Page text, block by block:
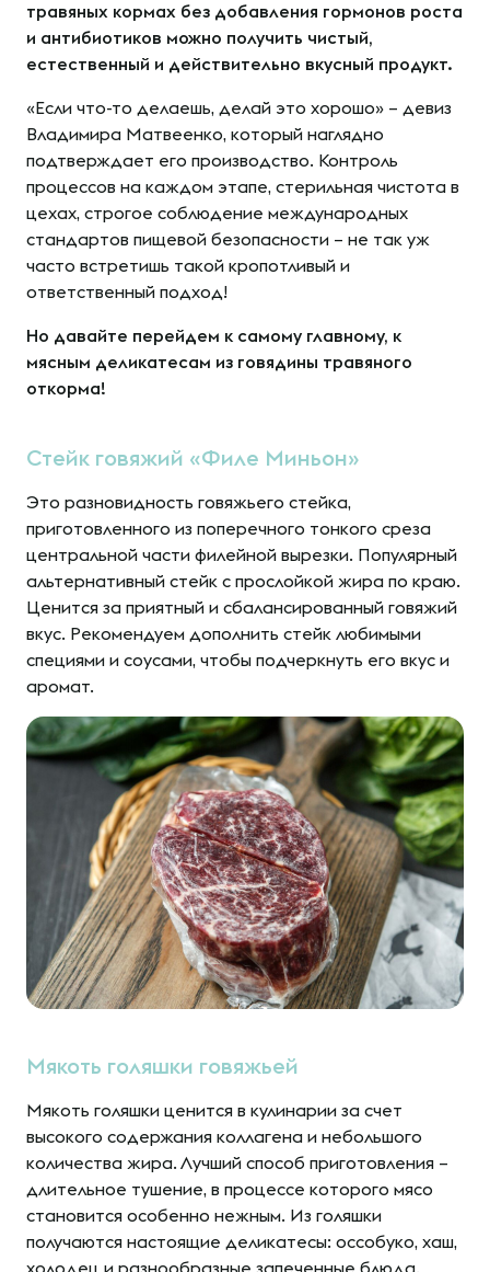
травяных кормах без добавления гормонов роста
и антибиотиков можно получить чистый,
естественный и действительно вкусный продукт.
«Если что-то делаешь, делай это хорошо» – девиз
Владимира Матвеенко, который наглядно
подтверждает его производство. Контроль
процессов на каждом этапе, стерильная чистота в
цехах, строгое соблюдение международных
стандартов пищевой безопасности – не так уж
часто встретишь такой кропотливый и
ответственный подход!
Но давайте перейдем к самому главному, к
мясным деликатесам из говядины травяного
откорма!
Стейк говяжий «Филе Миньон»
Это разновидность говяжьего стейка,
приготовленного из поперечного тонкого среза
центральной части филейной вырезки. Популярный
альтернативный стейк с прослойкой жира по краю.
Ценится за приятный и сбалансированный говяжий
вкус. Рекомендуем дополнить стейк любимыми
специями и соусами, чтобы подчеркнуть его вкус и
аромат.
Мякоть голяшки говяжьей
Мякоть голяшки ценится в кулинарии за счет
высокого содержания коллагена и небольшого
количества жира. Лучший способ приготовления –
длительное тушение, в процессе которого мясо
становится особенно нежным. Из голяшки
получаются настоящие деликатесы: оссобуко, хаш,
холодец и разнообразные запеченные блюда.